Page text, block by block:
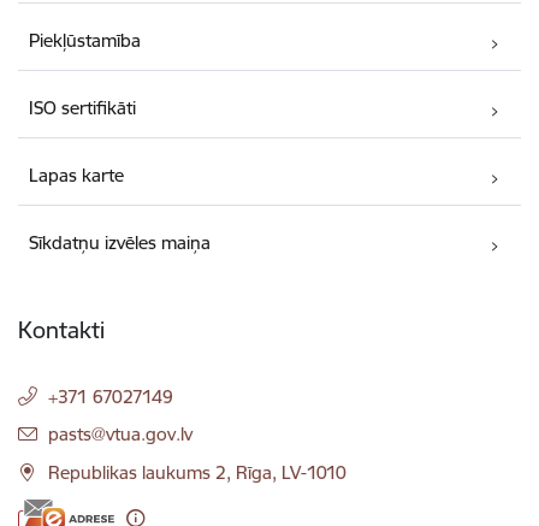
Piekļūstamība
ISO sertifikāti
Lapas karte
Sīkdatņu izvēles maiņa
Kontakti
+371 67027149
E-pasts:
pasts@vtua.gov.lv
Republikas laukums 2, Rīga, LV-1010